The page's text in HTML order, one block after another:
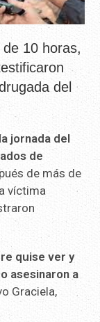
10 horas,
del
jornada del
de
de más de
víctima
quise ver y
asesinaron a
Graciela,